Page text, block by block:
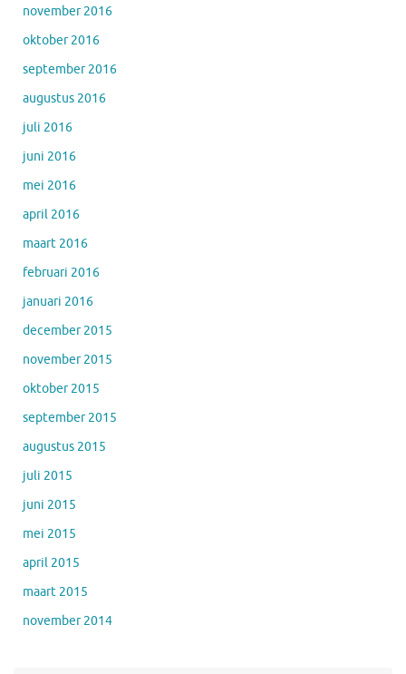
november 2016
oktober 2016
september 2016
augustus 2016
juli 2016
juni 2016
mei 2016
april 2016
maart 2016
februari 2016
januari 2016
december 2015
november 2015
oktober 2015
september 2015
augustus 2015
juli 2015
juni 2015
mei 2015
april 2015
maart 2015
november 2014